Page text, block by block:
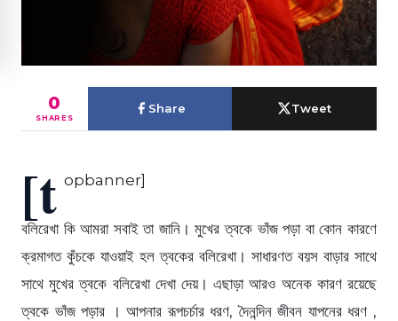
0
SHARES
Share Tweet
[t opbanner]
বলিরেখা কি আমরা সবাই তা জানি। মুখের ত্বকে ভাঁজ পড়া বা কোন কারণে
ক্রমাগত কুঁচকে যাওয়াই হল ত্বকের বলিরেখা। সাধারণত বয়স বাড়ার সাথে
সাথে মুখের ত্বকে বলিরেখা দেখা দেয়। এছাড়া আরও অনেক কারণ রয়েছে
ত্বকে ভাঁজ পড়ার । আপনার রূপচর্চার ধরণ, দৈনন্দিন জীবন যাপনের ধরণ ,